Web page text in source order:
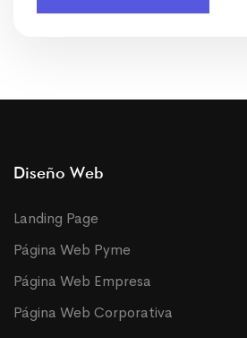
Diseño Web
Landing Page
Página Web Pyme
Página Web Empresa
Página Web Corporativa